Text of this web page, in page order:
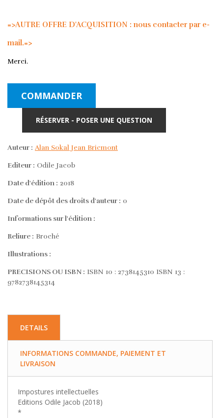
=>AUTRE OFFRE D'ACQUISITION : nous contacter par e-
mail.=>
Merci.
COMMANDER
RÉSERVER - POSER UNE QUESTION
Auteur : Alan Sokal Jean Bricmont
Editeur : Odile Jacob
Date d'édition : 2018
Date de dépôt des droits d'auteur : 0
Informations sur l'édition :
Reliure : Broché
Illustrations :
PRECISIONS OU ISBN : ISBN 10 : 2738145310 ISBN 13 :
9782738145314
DETAILS
INFORMATIONS COMMANDE, PAIEMENT ET
LIVRAISON
Impostures intellectuelles
Editions Odile Jacob (2018)
*